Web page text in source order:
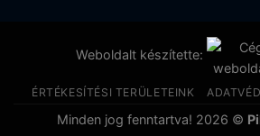
Weboldalt készítette:
ÉRTÉKESÍTÉSI TERÜLETEINK
Minden jog fenntartva! 2026 ©